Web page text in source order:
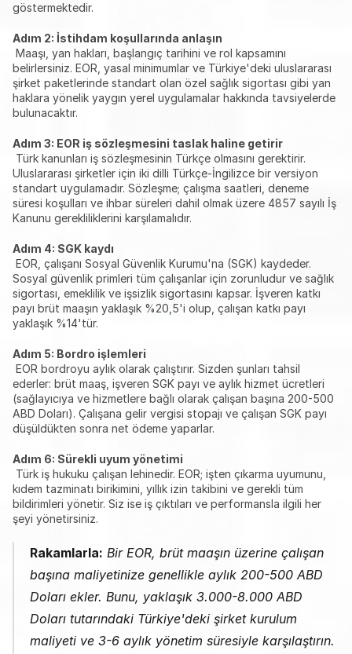
göstermektedir.
Adım 2: İstihdam koşullarında anlaşın
belirlersiniz. EOR, yasal minimumlar ve Türkiye'deki uluslararası
şirket paketlerinde standart olan özel sağlık sigortası gibi yan
haklara yönelik yaygın yerel uygulamalar hakkında tavsiyelerde
bulunacaktır.
Adım 3: EOR iş sözleşmesini taslak haline getirir
Uluslararası şirketler için iki dilli Türkçe-İngilizce bir versiyon
standart uygulamadır. Sözleşme; çalışma saatleri, deneme
süresi koşulları ve ihbar süreleri dahil olmak üzere 4857 sayılı İş
Kanunu gerekliliklerini karşılamalıdır.
Adım 4: SGK kaydı
Sosyal güvenlik primleri tüm çalışanlar için zorunludur ve sağlık
sigortası, emeklilik ve işsizlik sigortasını kapsar. İşveren katkı
payı brüt maaşın yaklaşık %20,5'i olup, çalışan katkı payı
yaklaşık %14'tür.
Adım 5: Bordro işlemleri
ederler: brüt maaş, işveren SGK payı ve aylık hizmet ücretleri
(sağlayıcıya ve hizmetlere bağlı olarak çalışan başına 200-500
ABD Doları). Çalışana gelir vergisi stopajı ve çalışan SGK payı
düşüldükten sonra net ödeme yaparlar.
Adım 6: Sürekli uyum yönetimi
kıdem tazminatı birikimini, yıllık izin takibini ve gerekli tüm
bildirimleri yönetir. Siz ise iş çıktıları ve performansla ilgili her
şeyi yönetirsiniz.
Rakamlarla: Bir EOR, brüt maaşın üzerine çalışan
başına maliyetinize genellikle aylık 200-500 ABD
Doları ekler. Bunu, yaklaşık 3.000-8.000 ABD
Doları tutarındaki Türkiye'deki şirket kurulum
maliyeti ve 3-6 aylık yönetim süresiyle karşılaştırın.